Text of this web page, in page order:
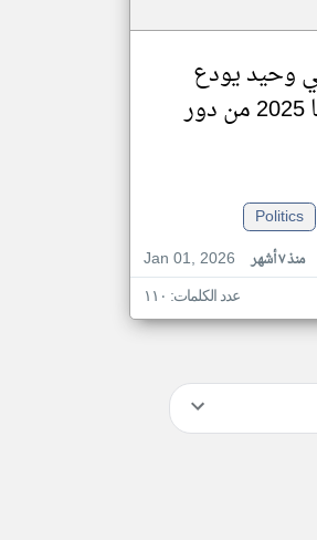
وحيد يودع
كأس إفريقيا 2025 من دور
Politics
Jan 01, 2026
منذ ٧ أشهر
عدد الكلمات: ١١٠